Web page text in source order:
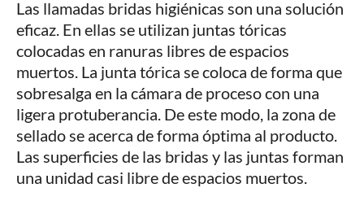
Las llamadas bridas higiénicas son una solución
eficaz. En ellas se utilizan juntas tóricas
colocadas en ranuras libres de espacios
muertos. La junta tórica se coloca de forma que
sobresalga en la cámara de proceso con una
ligera protuberancia. De este modo, la zona de
sellado se acerca de forma óptima al producto.
Las superficies de las bridas y las juntas forman
una unidad casi libre de espacios muertos.